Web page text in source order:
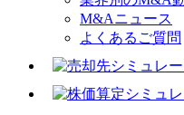
M&Aニュース
よくあるご質問